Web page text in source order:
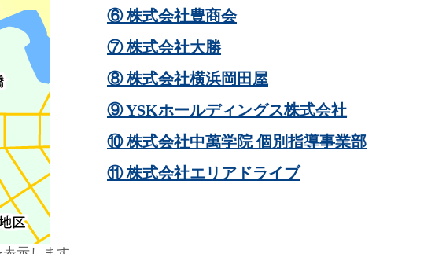
⑥ 株式会社豊商会
⑦ 株式会社大勝
⑧ 株式会社横浜岡田屋
⑨ YSKホールディングス株式会社
⑩ 株式会社中萬学院 個別指導事業部
⑪ 株式会社エリアドライブ